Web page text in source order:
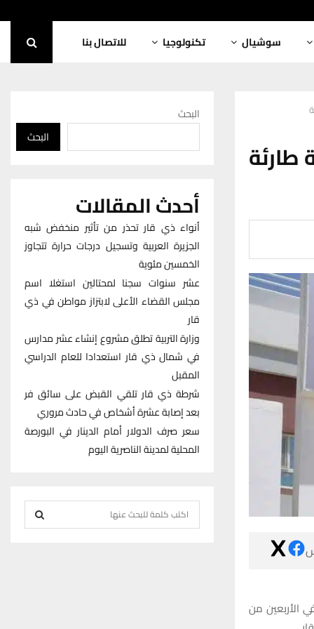
سوشيال تكنولوجيا للاتصال بنا
طارئة
الأربعين من
البحث
البحث
أحدث المقالات
أنواء ذي قار تحذر من تأثير منخفض شبه
الجزيرة العربية وتسجيل درجات حرارة تتجاوز
الخمسين مئوية
عشر سنوات سجنا لمحتالين استغلا اسم
مجلس القضاء الأعلى لابتزاز مواطن في ذي
قار
وزارة التربية تطلق مشروع إنشاء عشر مدارس
في شمال ذي قار استعدادا للعام الدراسي
المقبل
شرطة ذي قار تلقي القبض على سائق فر
بعد إصابة عشرة أشخاص في حادث مروري
سعر صرف الدولار أمام الدينار في البورصة
المحلية لمدينة الناصرية اليوم
e